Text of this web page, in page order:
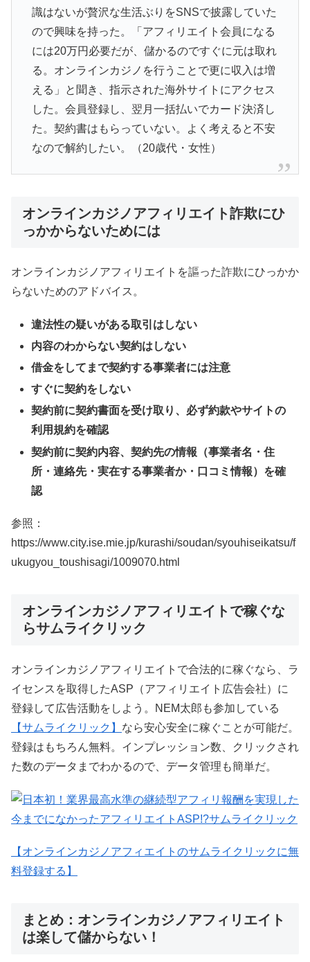
識はないが贅沢な生活ぶりをSNSで披露していた
ので興味を持った。「アフィリエイト会員になる
には20万円必要だが、儲かるのですぐに元は取れ
る。オンラインカジノを行うことで更に収入は増
える」と聞き、指示された海外サイトにアクセス
した。会員登録し、翌月一括払いでカード決済し
た。契約書はもらっていない。よく考えると不安
なので解約したい。（20歳代・女性）
オンラインカジノアフィリエイト詐欺にひ
っかからないためには
オンラインカジノアフィリエイトを謳った詐欺にひっかか
らないためのアドバイス。
違法性の疑いがある取引はしない
内容のわからない契約はしない
借金をしてまで契約する事業者には注意
すぐに契約をしない
契約前に契約書面を受け取り、必ず約款やサイトの
利用規約を確認
契約前に契約内容、契約先の情報（事業者名・住
所・連絡先・実在する事業者か・口コミ情報）を確
認
参照：
https://www.city.ise.mie.jp/kurashi/soudan/syouhiseikatsu/f
ukugyou_toushisagi/1009070.html
オンラインカジノアフィリエイトで稼ぐな
らサムライクリック
オンラインカジノアフィリエイトで合法的に稼ぐなら、ラ
イセンスを取得したASP（アフィリエイト広告会社）に
登録して広告活動をしよう。NEM太郎も参加している
【サムライクリック】 なら安心安全に稼ぐことが可能だ。
登録はもちろん無料。インプレッション数、クリックされ
た数のデータまでわかるので、データ管理も簡単だ。
【オンラインカジノアフィエイトのサムライクリックに無
料登録する】
まとめ：オンラインカジノアフィリエイト
は楽して儲からない！